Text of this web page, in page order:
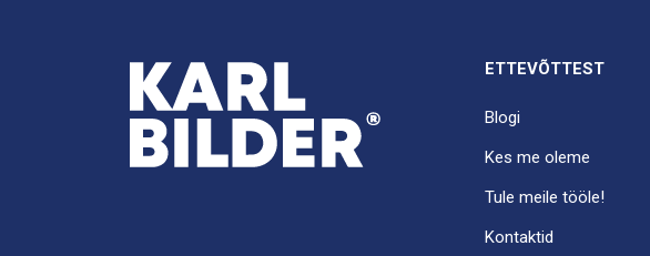
ETTEVÕTTEST
Blogi
Kes me oleme
Tule meile tööle!
Kontaktid